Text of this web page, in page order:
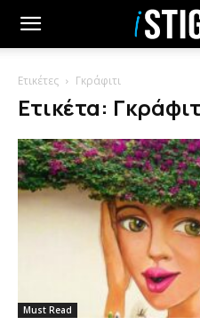
Ετικέτες Γκράφιτι
Ετικέτα:
Must Read